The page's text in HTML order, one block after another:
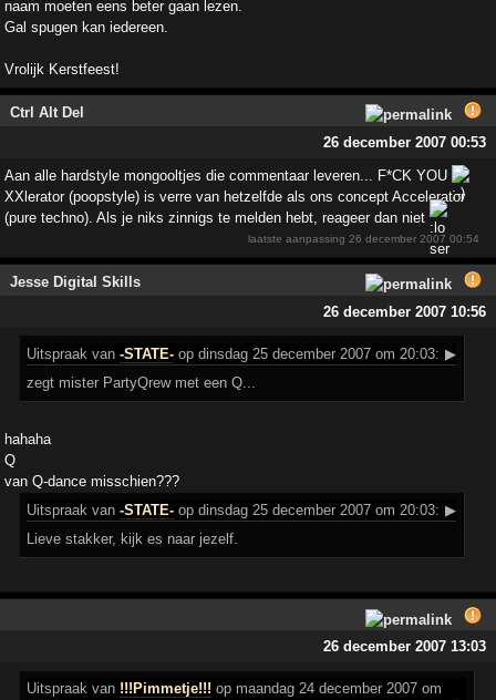
naam moeten eens beter gaan lezen.
Gal spugen kan iedereen.
Vrolijk Kerstfeest!
Ctrl Alt Del
26 december 2007 00:53
Aan alle hardstyle mongooltjes die commentaar leveren... F*CK YOU
XXlerator (poopstyle) is verre van hetzelfde als ons concept Accelerator
(pure techno). Als je niks zinnigs te melden hebt, reageer dan niet
laatste aanpassing26 december 2007 00:54
Jesse Digital Skills
26 december 2007 10:56
Uitspraak van-STATE- op dinsdag 25 december 2007 om 20:03: ▶
zegt mister PartyQrew met een Q...
hahaha
Q
van Q-dance misschien???
Uitspraak van-STATE- op dinsdag 25 december 2007 om 20:03: ▶
Lieve stakker, kijk es naar jezelf.
26 december 2007 13:03
Uitspraak van !!!Pimmetje!!! op maandag 24 december 2007 om